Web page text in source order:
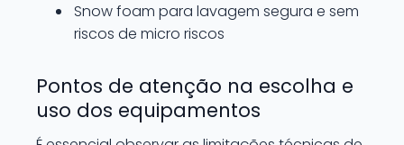
Snow foam para lavagem segura e sem
riscos de micro riscos
Pontos de atenção na escolha e
uso dos equipamentos